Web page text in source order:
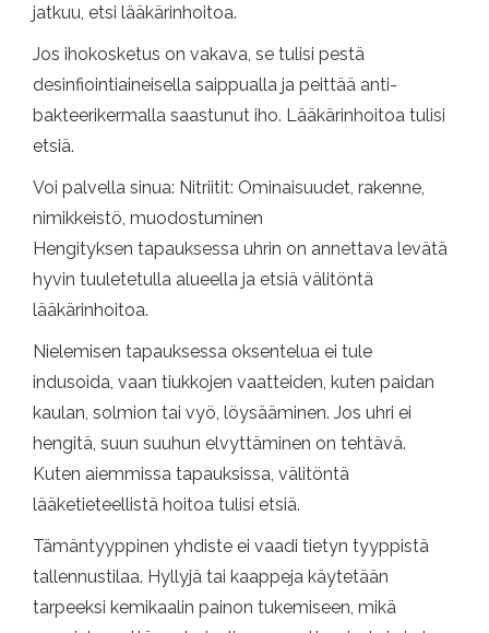
jatkuu, etsi lääkärinhoitoa.
Jos ihokosketus on vakava, se tulisi pestä
desinfiointiaineisella saippualla ja peittää anti-
bakteerikermalla saastunut iho. Lääkärinhoitoa tulisi
etsiä.
Voi palvella sinua: Nitriitit: Ominaisuudet, rakenne,
nimikkeistö, muodostuminen
Hengityksen tapauksessa uhrin on annettava levätä
hyvin tuuletetulla alueella ja etsiä välitöntä
lääkärinhoitoa.
Nielemisen tapauksessa oksentelua ei tule
indusoida, vaan tiukkojen vaatteiden, kuten paidan
kaulan, solmion tai vyö, löysääminen. Jos uhri ei
hengitä, suun suuhun elvyttäminen on tehtävä.
Kuten aiemmissa tapauksissa, välitöntä
lääketieteellistä hoitoa tulisi etsiä.
Tämäntyyppinen yhdiste ei vaadi tietyn tyyppistä
tallennustilaa. Hyllyjä tai kaappeja käytetään
tarpeeksi kemikaalin painon tukemiseen, mikä